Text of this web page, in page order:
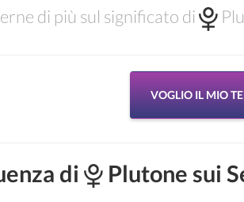
di più sul significato di
VOGLIO IL MIO
di Plutone sui